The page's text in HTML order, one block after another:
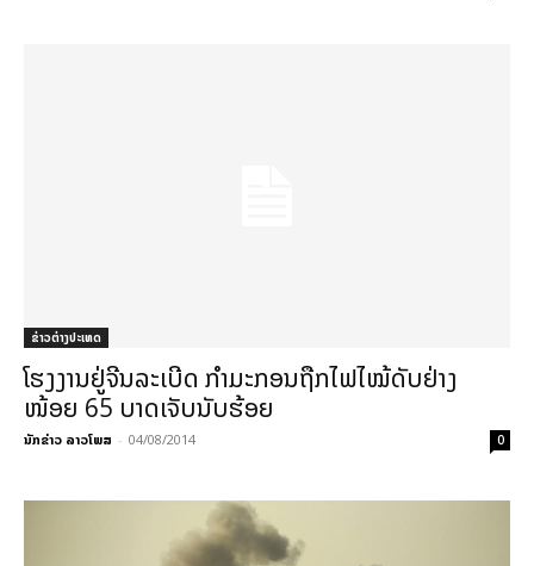
ຂ່າວຕ່າງປະເທດ
ໂຮງງານຢູ່ຈີນລະເບີດ ກຳມະກອນຖືກໄຟໄໝ້ດັບຢ່າງ
ໜ້ອຍ 65 ບາດເຈັບນັບຮ້ອຍ
ນັກຂ່າວ ລາວໂພສ - 04/08/2014 0